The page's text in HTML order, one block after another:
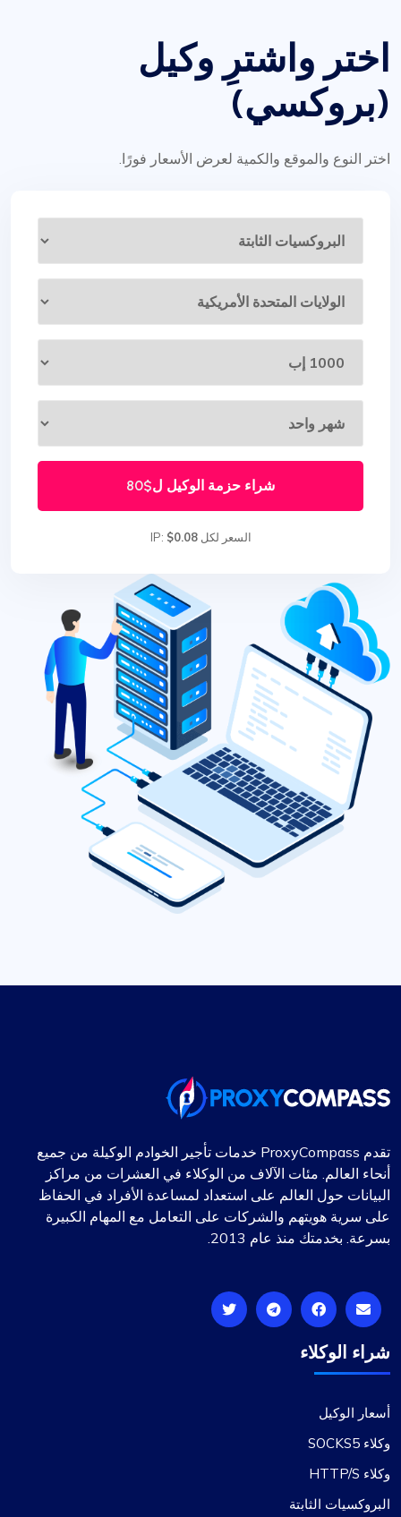
اختر واشترِ وكيل
(بروكسي)
اختر النوع والموقع والكمية لعرض الأسعار فورًا.
شراء حزمة الوكيل ل$80
السعر لكل IP:$0.08
تقدم ProxyCompass خدمات تأجير الخوادم الوكيلة من جميع
أنحاء العالم. مئات الآلاف من الوكلاء في العشرات من مراكز
البيانات حول العالم على استعداد لمساعدة الأفراد في الحفاظ
على سرية هويتهم والشركات على التعامل مع المهام الكبيرة
بسرعة. بخدمتك منذ عام 2013.
شراء الوكلاء
أسعار الوكيل
وكلاء SOCKS5
وكلاء HTTP/S
البروكسيات الثابتة